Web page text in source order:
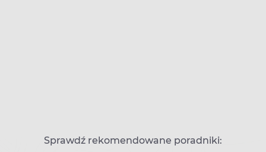
Sprawdź rekomendowane poradniki: